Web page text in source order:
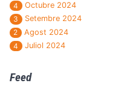
4
Octubre 2024
3
Setembre 2024
2
Agost 2024
4
Juliol 2024
Feed